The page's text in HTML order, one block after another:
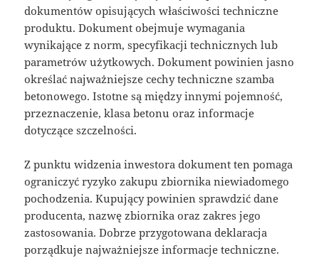
dokumentów opisujących właściwości techniczne
produktu. Dokument obejmuje wymagania
wynikające z norm, specyfikacji technicznych lub
parametrów użytkowych. Dokument powinien jasno
określać najważniejsze cechy techniczne szamba
betonowego. Istotne są między innymi pojemność,
przeznaczenie, klasa betonu oraz informacje
dotyczące szczelności.
Z punktu widzenia inwestora dokument ten pomaga
ograniczyć ryzyko zakupu zbiornika niewiadomego
pochodzenia. Kupujący powinien sprawdzić dane
producenta, nazwę zbiornika oraz zakres jego
zastosowania. Dobrze przygotowana deklaracja
porządkuje najważniejsze informacje techniczne.